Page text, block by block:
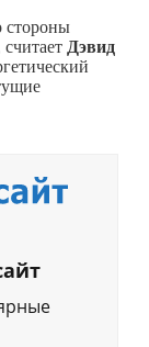
стороны
Дэвид